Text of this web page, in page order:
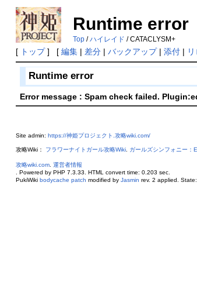
Runtime error
Top/ハイレイド / CATACLYSM+
[ トップ] [ 編集| 差分| バックアップ| 添付|
Runtime error
Error message : Spam check failed.
Site admin: https://神姫プロジェクト.攻略wiki.com/
攻略Wiki： フラワーナイトガール攻略Wiki. ガールズシンフォニー：
攻略wiki.com. 運営者情報
. Powered by PHP 7.3.33. HTML convert time: 0.203 sec.
PukiWiki bodycache patch modified by Jasmin rev. 2 applied.